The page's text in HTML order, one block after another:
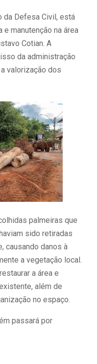
da Defesa Civil, está
manutenção na área
Cotian. A
da administração
valorização dos
palmeiras que
sido retiradas
causando danos à
a vegetação local.
a área e
além de
no espaço.
passará por